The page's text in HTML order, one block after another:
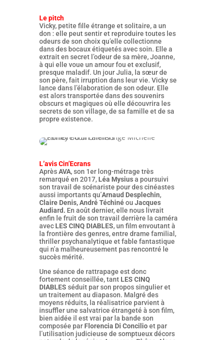
Le pitch
Vicky, petite fille étrange et solitaire, a un
don : elle peut sentir et reproduire toutes les
odeurs de son choix qu’elle collectionne
dans des bocaux étiquetés avec soin. Elle a
extrait en secret l’odeur de sa mère, Joanne,
à qui elle voue un amour fou et exclusif,
presque maladif. Un jour Julia, la sœur de
son père, fait irruption dans leur vie. Vicky se
lance dans l’élaboration de son odeur. Elle
est alors transportée dans des souvenirs
obscurs et magiques où elle découvrira les
secrets de son village, de sa famille et de sa
propre existence.
L’avis Cin’Ecrans
AprèsAVA, son 1er long-métrage très
remarqué en 2017, Léa Mysiusa poursuivi
son travail de scénariste pour des cinéastes
aussi importants qu’Arnaud Desplechin,
Claire Denis, André Téchinéou Jacques
Audiard. En août dernier, elle nous livrait
enfin le fruit de son travail derrière la caméra
avec LES CINQ DIABLES, un film envoutant à
la frontière des genres, entre drame familial,
thriller psychanalytique et fable fantastique
qui n’a malheureusement pas rencontré le
succès mérité.
Une séance de rattrapage est donc
fortement conseillée, tant LES CINQ
DIABLES séduit par son propos singulier et
un traitement au diapason. Malgré des
moyens réduits, la réalisatrice parvient à
insuffler une salvatrice étrangeté à son film,
bien aidée il est vrai par la bande son
composée par Florencia Di Concilioet par
l’utilisation judicieuse de somptueux décors